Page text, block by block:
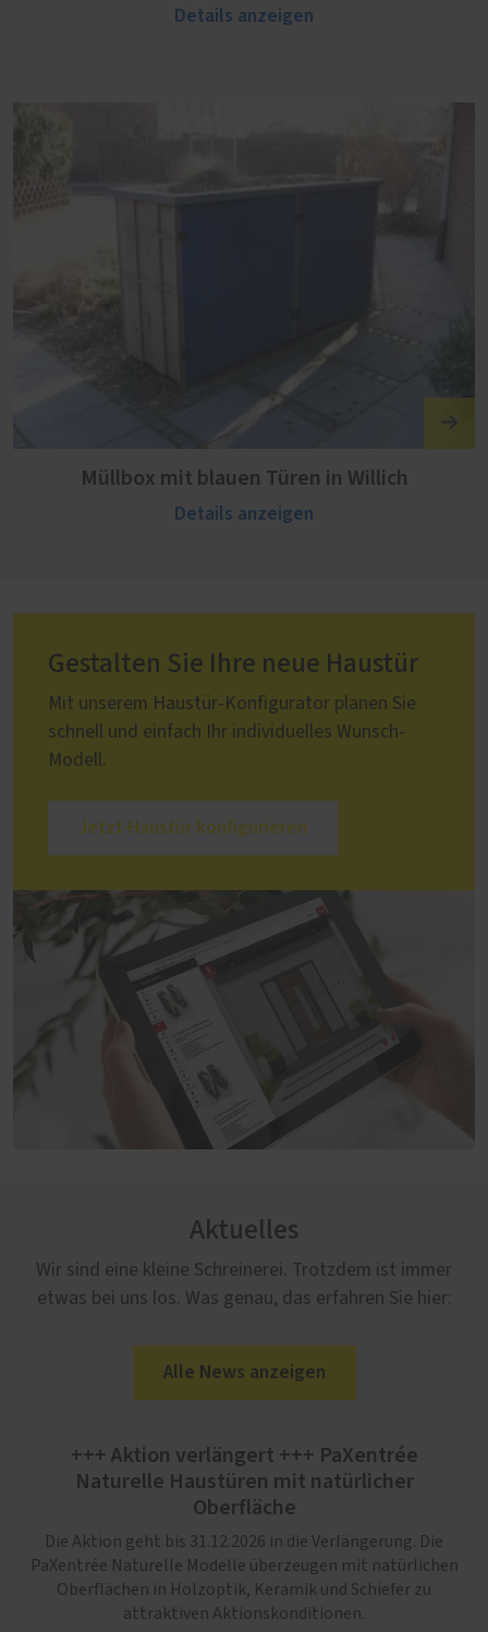
Details anzeigen
Müllbox mit blauen Türen in Willich
Details anzeigen
Gestalten Sie Ihre neue Haustür
Mit unserem Haustür-Konfigurator planen Sie
schnell und einfach Ihr individuelles Wunsch-
Modell.
Jetzt Haustür konfigurieren
Aktuelles
Wir sind eine kleine Schreinerei. Trotzdem ist immer
etwas bei uns los. Was genau, das erfahren Sie hier:
Alle News anzeigen
+++ Aktion verlängert +++ PaXentrée
Naturelle Haustüren mit natürlicher
Oberfläche
Die Aktion geht bis 31.12.2026 in die Verlängerung. Die
PaXentrée Naturelle Modelle überzeugen mit natürlichen
Oberflächen in Holzoptik, Keramik und Schiefer zu
attraktiven Aktionskonditionen.